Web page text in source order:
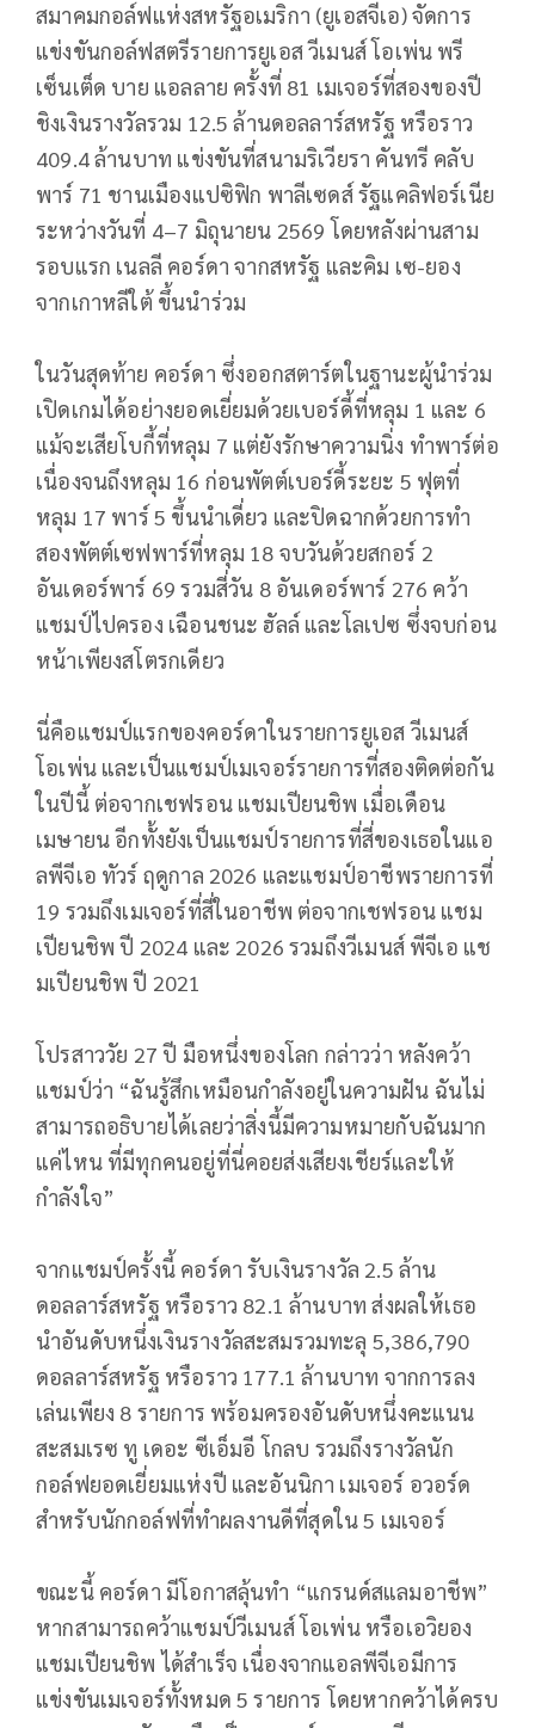
สมาคมกอล์ฟแห่งสหรัฐอเมริกา (ยูเอสจีเอ) จัดการ
แข่งขันกอล์ฟสตรีรายการยูเอส วีเมนส์ โอเพ่น พรี
เซ็นเต็ด บาย แอลลาย ครั้งที่ 81 เมเจอร์ที่สองของปี
ชิงเงินรางวัลรวม 12.5 ล้านดอลลาร์สหรัฐ หรือราว
409.4 ล้านบาท แข่งขันที่สนามริเวียรา คันทรี คลับ
พาร์ 71 ชานเมืองแปซิฟิก พาลีเซดส์ รัฐแคลิฟอร์เนีย
ระหว่างวันที่ 4–7 มิถุนายน 2569 โดยหลังผ่านสาม
รอบแรก เนลลี คอร์ดา จากสหรัฐ และคิม เซ-ยอง
จากเกาหลีใต้ ขึ้นนำร่วม
ในวันสุดท้าย คอร์ดา ซึ่งออกสตาร์ตในฐานะผู้นำร่วม
เปิดเกมได้อย่างยอดเยี่ยมด้วยเบอร์ดี้ที่หลุม 1 และ 6
แม้จะเสียโบกี้ที่หลุม 7 แต่ยังรักษาความนิ่ง ทำพาร์ต่อ
เนื่องจนถึงหลุม 16 ก่อนพัตต์เบอร์ดี้ระยะ 5 ฟุตที่
หลุม 17 พาร์ 5 ขึ้นนำเดี่ยว และปิดฉากด้วยการทำ
สองพัตต์เซฟพาร์ที่หลุม 18 จบวันด้วยสกอร์ 2
อันเดอร์พาร์ 69 รวมสี่วัน 8 อันเดอร์พาร์ 276 คว้า
แชมป์ไปครอง เฉือนชนะ ฮัลล์ และโลเปซ ซึ่งจบก่อน
หน้าเพียงสโตรกเดียว
นี่คือแชมป์แรกของคอร์ดาในรายการยูเอส วีเมนส์
โอเพ่น และเป็นแชมป์เมเจอร์รายการที่สองติดต่อกัน
ในปีนี้ ต่อจากเชฟรอน แชมเปียนชิพ เมื่อเดือน
เมษายน อีกทั้งยังเป็นแชมป์รายการที่สี่ของเธอในแอ
ลพีจีเอ ทัวร์ ฤดูกาล 2026 และแชมป์อาชีพรายการที่
19 รวมถึงเมเจอร์ที่สี่ในอาชีพ ต่อจากเชฟรอน แชม
เปียนชิพ ปี 2024 และ 2026 รวมถึงวีเมนส์ พีจีเอ แช
มเปียนชิพ ปี 2021
โปรสาววัย 27 ปี มือหนึ่งของโลก กล่าวว่า หลังคว้า
แชมป์ว่า “ฉันรู้สึกเหมือนกำลังอยู่ในความฝัน ฉันไม่
สามารถอธิบายได้เลยว่าสิ่งนี้มีความหมายกับฉันมาก
แค่ไหน ที่มีทุกคนอยู่ที่นี่คอยส่งเสียงเชียร์และให้
กำลังใจ”
จากแชมป์ครั้งนี้ คอร์ดา รับเงินรางวัล 2.5 ล้าน
ดอลลาร์สหรัฐ หรือราว 82.1 ล้านบาท ส่งผลให้เธอ
นำอันดับหนึ่งเงินรางวัลสะสมรวมทะลุ 5,386,790
ดอลลาร์สหรัฐ หรือราว 177.1 ล้านบาท จากการลง
เล่นเพียง 8 รายการ พร้อมครองอันดับหนึ่งคะแนน
สะสมเรซ ทู เดอะ ซีเอ็มอี โกลบ รวมถึงรางวัลนัก
กอล์ฟยอดเยี่ยมแห่งปี และอันนิกา เมเจอร์ อวอร์ด
สำหรับนักกอล์ฟที่ทำผลงานดีที่สุดใน 5 เมเจอร์
ขณะนี้ คอร์ดา มีโอกาสลุ้นทำ “แกรนด์สแลมอาชีพ”
หากสามารถคว้าแชมป์วีเมนส์ โอเพ่น หรือเอวิยอง
แชมเปียนชิพ ได้สำเร็จ เนื่องจากแอลพีจีเอมีการ
แข่งขันเมเจอร์ทั้งหมด 5 รายการ โดยหากคว้าได้ครบ